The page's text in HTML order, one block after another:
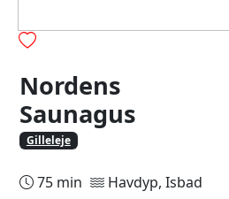
Nordens
Saunagus
Gilleleje
75 min Havdyp, Isbad